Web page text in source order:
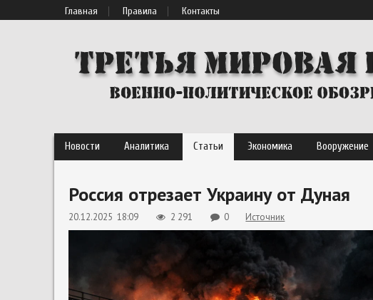
Главная Правила Контакты
Новости Аналитика Статьи Экономика Вооружение
Россия отрезает Украину от Дуная
20.12.2025 18:09 2 291 0 Источник